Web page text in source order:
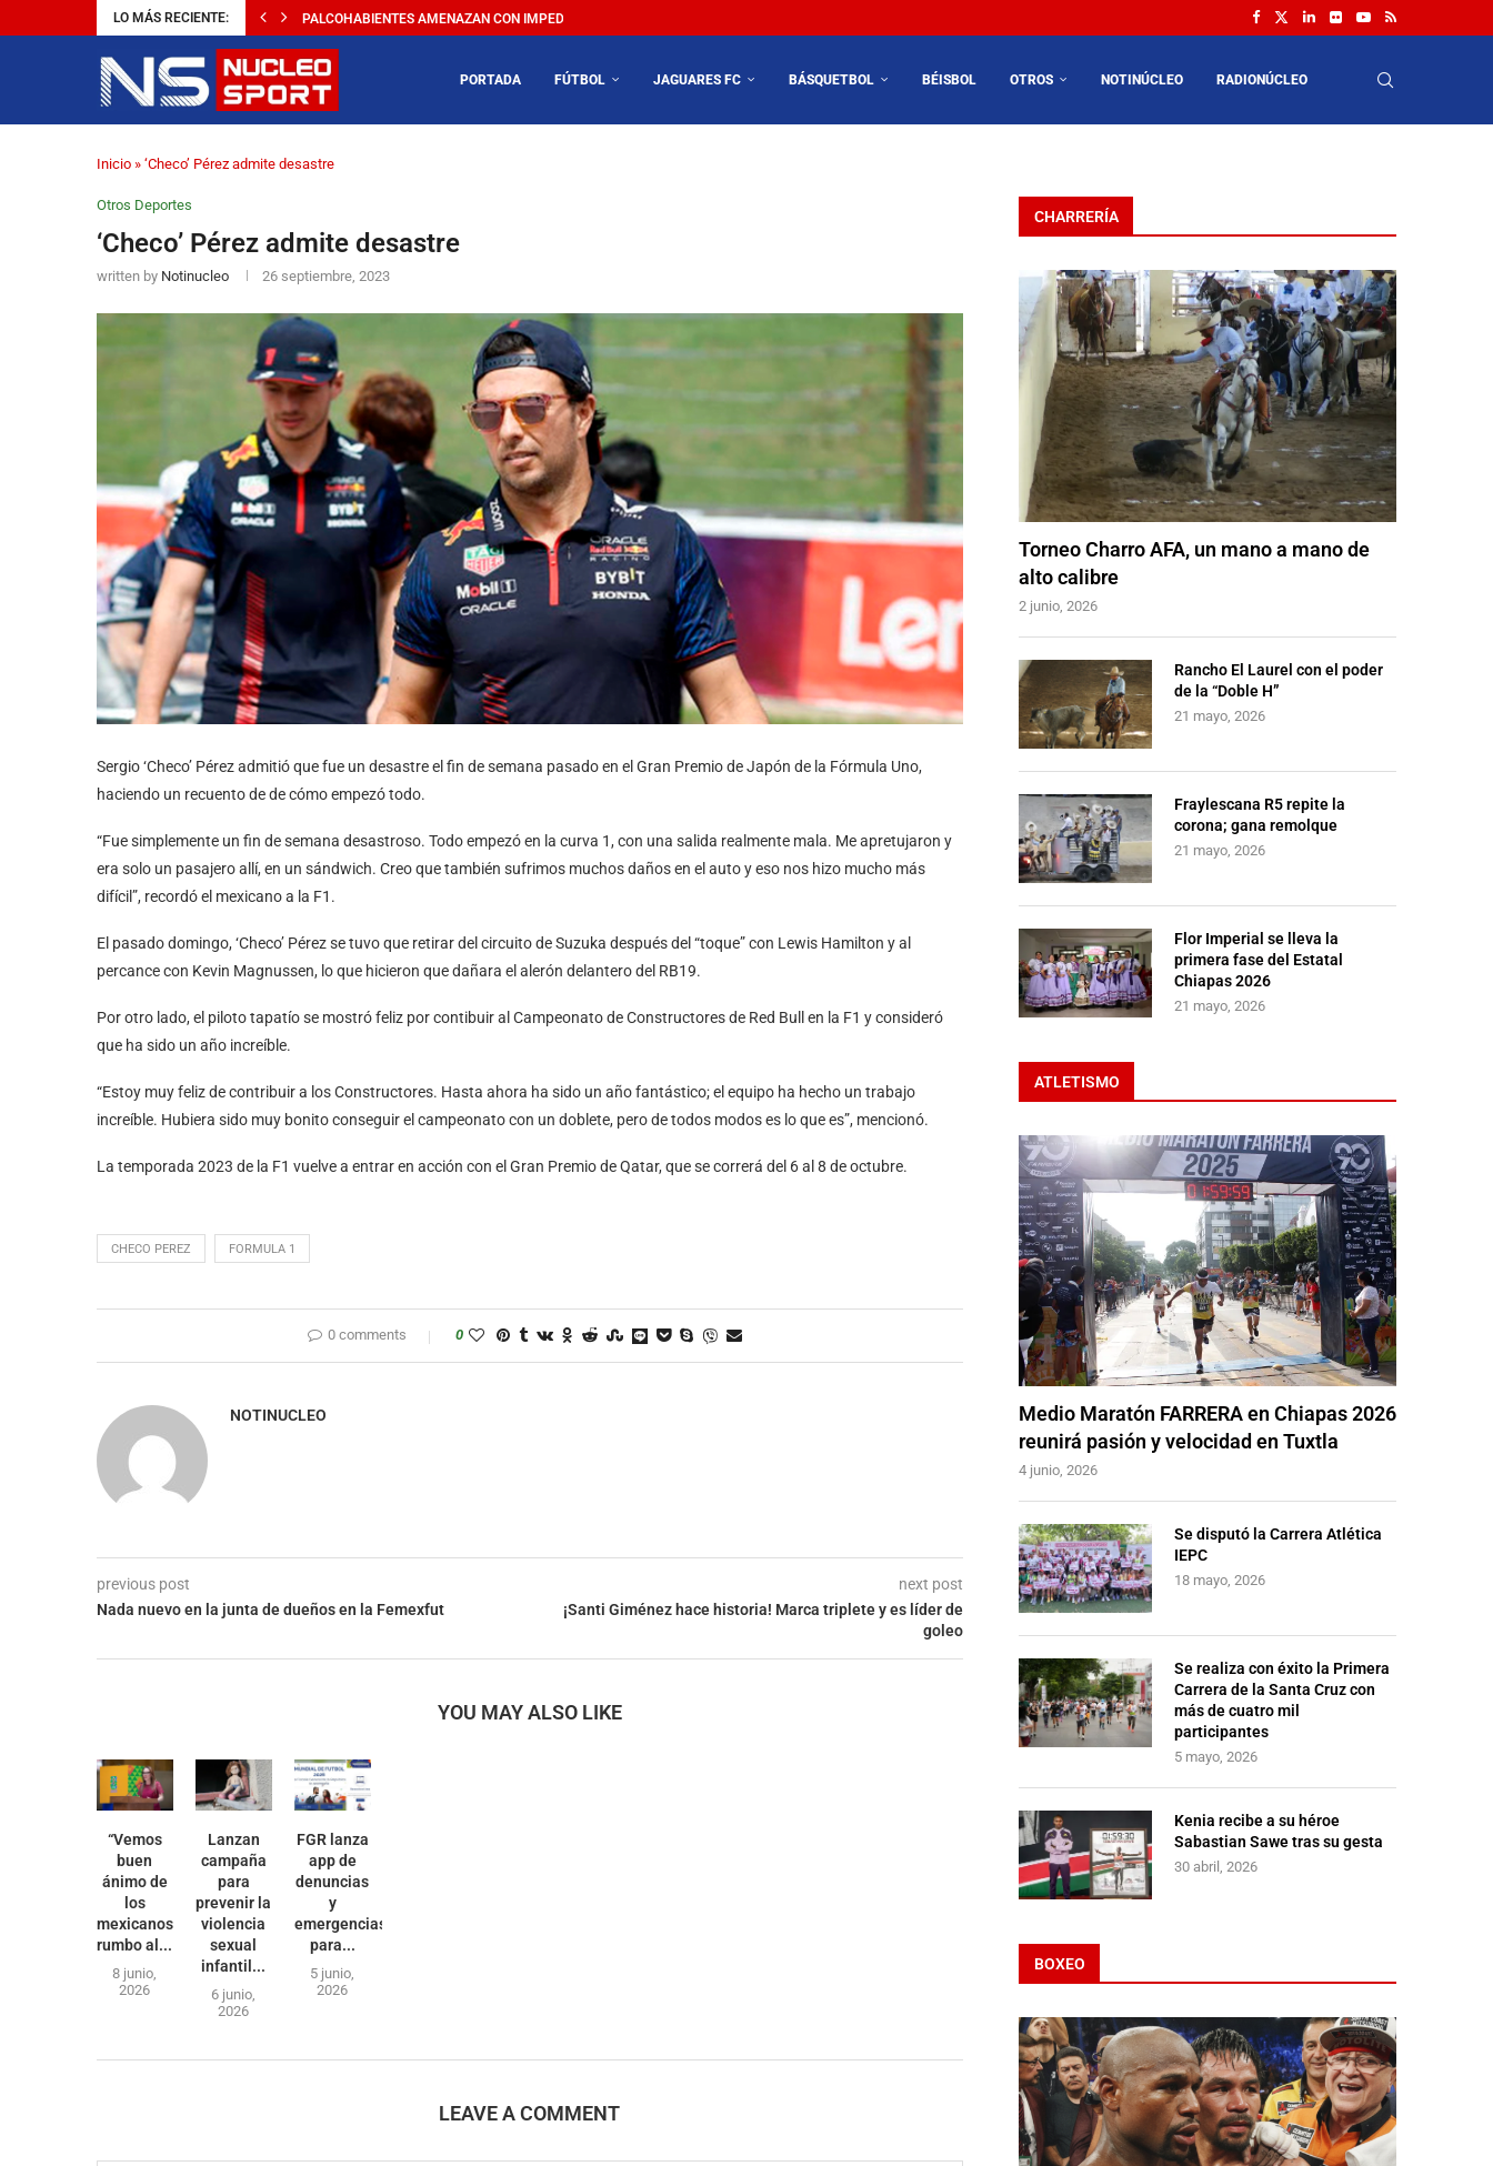
LO MÁS RECIENTE: PALCOHABIENTES AMENAZAN CON IMPEDIR EL MÉXICO VS SUDÁFRICA...
PORTADA FÚTBOL JAGUARES FC BÁSQUETBOL BÉISBOL OTROS NOTINÚCLEO RADIONÚCLEO
Inicio » ‘Checo’ Pérez admite desastre
Otros Deportes
‘Checo’ Pérez admite desastre
written by Notinucleo 26 septiembre, 2023
Sergio ‘Checo’ Pérez admitió que fue un desastre el fin de semana pasado en el Gran Premio de Japón de la Fórmula Uno,
haciendo un recuento de de cómo empezó todo.
“Fue simplemente un fin de semana desastroso. Todo empezó en la curva 1, con una salida realmente mala. Me apretujaron y
era solo un pasajero allí, en un sándwich. Creo que también sufrimos muchos daños en el auto y eso nos hizo mucho más
difícil”, recordó el mexicano a la F1.
El pasado domingo, ‘Checo’ Pérez se tuvo que retirar del circuito de Suzuka después del “toque” con Lewis Hamilton y al
percance con Kevin Magnussen, lo que hicieron que dañara el alerón delantero del RB19.
Por otro lado, el piloto tapatío se mostró feliz por contibuir al Campeonato de Constructores de Red Bull en la F1 y consideró
que ha sido un año increíble.
“Estoy muy feliz de contribuir a los Constructores. Hasta ahora ha sido un año fantástico; el equipo ha hecho un trabajo
increíble. Hubiera sido muy bonito conseguir el campeonato con un doblete, pero de todos modos es lo que es”, mencionó.
La temporada 2023 de la F1 vuelve a entrar en acción con el Gran Premio de Qatar, que se correrá del 6 al 8 de octubre.
CHECO PEREZ FORMULA 1
0 comments 0
NOTINUCLEO
previous post
Nada nuevo en la junta de dueños en la Femexfut
next post
¡Santi Giménez hace historia! Marca triplete y es líder de
goleo
YOU MAY ALSO LIKE
“Vemos
buen
ánimo de
los
mexicanos
rumbo al...
8 junio,
2026
Lanzan
campaña
para
prevenir la
violencia
sexual
infantil...
6 junio,
2026
FGR lanza
app de
denuncias
y
emergencias
para...
5 junio,
2026
LEAVE A COMMENT
CHARRERÍA
Torneo Charro AFA, un mano a mano de
alto calibre
2 junio, 2026
Rancho El Laurel con el poder
de la “Doble H”
21 mayo, 2026
Fraylescana R5 repite la
corona; gana remolque
21 mayo, 2026
Flor Imperial se lleva la
primera fase del Estatal
Chiapas 2026
21 mayo, 2026
ATLETISMO
Medio Maratón FARRERA en Chiapas 2026
reunirá pasión y velocidad en Tuxtla
4 junio, 2026
Se disputó la Carrera Atlética
IEPC
18 mayo, 2026
Se realiza con éxito la Primera
Carrera de la Santa Cruz con
más de cuatro mil
participantes
5 mayo, 2026
Kenia recibe a su héroe
Sabastian Sawe tras su gesta
30 abril, 2026
BOXEO